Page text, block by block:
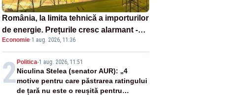
România, la limita tehnică a importurilor
de energie. Prețurile cresc alarmant -
Analiză Realitatea Plus
Economie·1 aug. 2026, 11:36
2 Politica-1 aug. 2026, 11:51
Niculina Stelea (senator AUR): „4
motive pentru care păstrarea ratingului
de țară nu este o reușită pentru